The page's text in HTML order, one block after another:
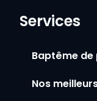
Services
Baptême de
Nos